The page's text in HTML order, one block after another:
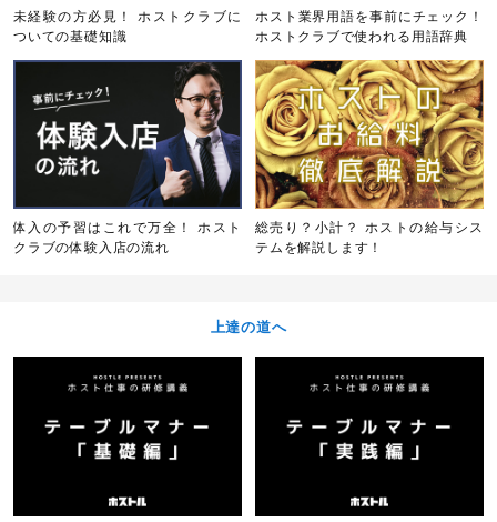
未経験の方必見！ ホストクラブに
ついての基礎知識
ホスト業界用語を事前にチェック！
ホストクラブで使われる用語辞典
体入の予習はこれで万全！ ホスト
クラブの体験入店の流れ
総売り？小計？ ホストの給与シス
テムを解説します！
上達の道へ